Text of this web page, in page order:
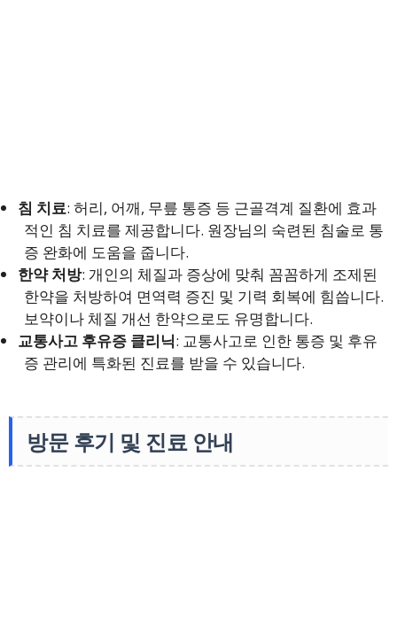
침 치료: 허리, 어깨, 무릎 통증 등 근골격계 질환에 효과
적인 침 치료를 제공합니다. 원장님의 숙련된 침술로 통
증 완화에 도움을 줍니다.
한약 처방: 개인의 체질과 증상에 맞춰 꼼꼼하게 조제된
한약을 처방하여 면역력 증진 및 기력 회복에 힘씁니다.
보약이나 체질 개선 한약으로도 유명합니다.
교통사고 후유증 클리닉: 교통사고로 인한 통증 및 후유
증 관리에 특화된 진료를 받을 수 있습니다.
방문 후기 및 진료 안내